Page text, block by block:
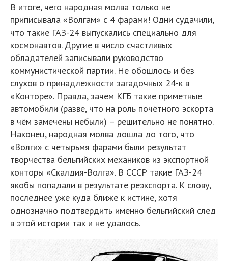
В итоге, чего народная молва только не
приписывала «Волгам» с 4 фарами! Одни судачили,
что такие ГАЗ-24 выпускались специально для
космонавтов. Другие в число счастливых
обладателей записывали руководство
коммунистической партии. Не обошлось и без
слухов о принадлежности загадочных 24-к в
«Конторе». Правда, зачем КГБ такие приметные
автомобили (разве, что на роль почётного эскорта
в чём замечены небыли) – решительно не понятно.
Наконец, народная молва дошла до того, что
«Волги» с четырьмя фарами были результат
творчества бельгийских механиков из экспортной
конторы «Скалдия-Волга». В СССР такие ГАЗ-24
якобы попадали в результате реэкспорта. К слову,
последнее уже куда ближе к истине, хотя
однозначно подтвердить именно бельгийский след
в этой истории так и не удалось.